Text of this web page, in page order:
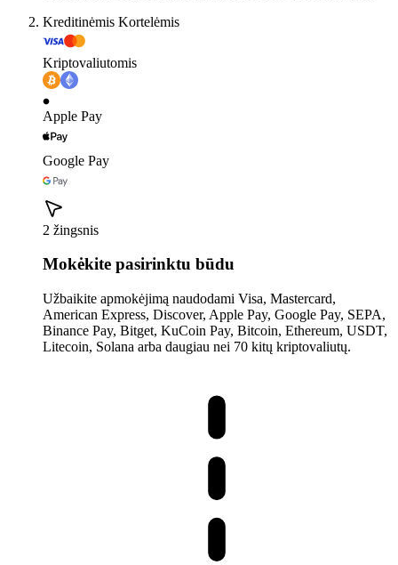
Kreditinėmis Kortelėmis
Kriptovaliutomis
Apple Pay
Google Pay
2 žingsnis
Mokėkite pasirinktu būdu
Užbaikite apmokėjimą naudodami Visa, Mastercard,
American Express, Discover, Apple Pay, Google Pay, SEPA,
Binance Pay, Bitget, KuCoin Pay, Bitcoin, Ethereum, USDT,
Litecoin, Solana arba daugiau nei 70 kitų kriptovaliutų.